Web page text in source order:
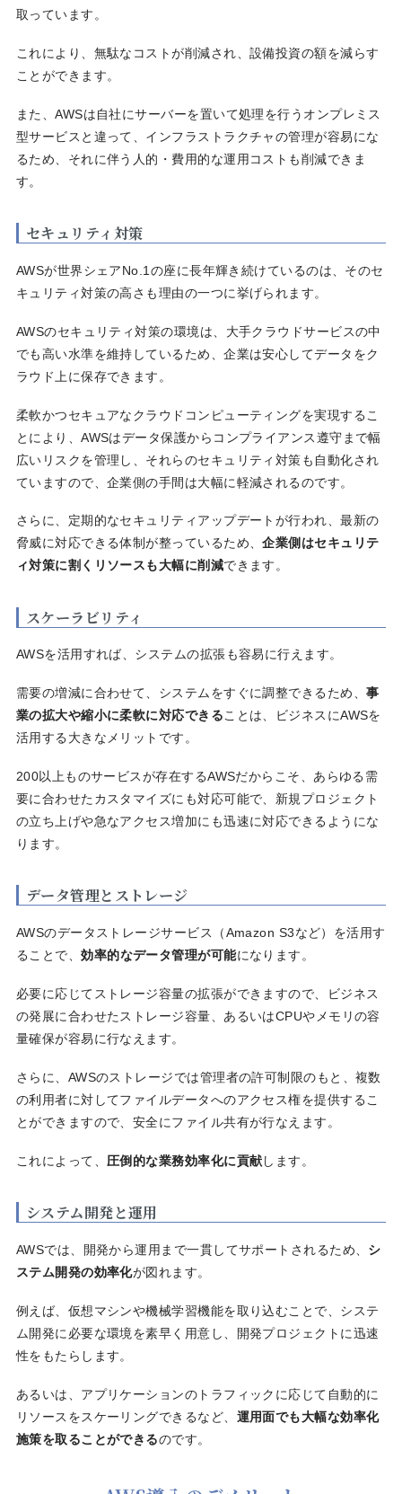
取っています。
これにより、無駄なコストが削減され、設備投資の額を減らす
ことができます。
また、AWSは自社にサーバーを置いて処理を行うオンプレミス
型サービスと違って、インフラストラクチャの管理が容易にな
るため、それに伴う人的・費用的な運用コストも削減できま
す。
セキュリティ対策
AWSが世界シェアNo.1の座に長年輝き続けているのは、そのセ
キュリティ対策の高さも理由の一つに挙げられます。
AWSのセキュリティ対策の環境は、大手クラウドサービスの中
でも高い水準を維持しているため、企業は安心してデータをク
ラウド上に保存できます。
柔軟かつセキュアなクラウドコンピューティングを実現するこ
とにより、AWSはデータ保護からコンプライアンス遵守まで幅
広いリスクを管理し、それらのセキュリティ対策も自動化され
ていますので、企業側の手間は大幅に軽減されるのです。
さらに、定期的なセキュリティアップデートが行われ、最新の
脅威に対応できる体制が整っているため、企業側はセキュリテ
ィ対策に割くリソースも大幅に削減できます。
スケーラビリティ
AWSを活用すれば、システムの拡張も容易に行えます。
需要の増減に合わせて、システムをすぐに調整できるため、事
業の拡大や縮小に柔軟に対応できることは、ビジネスにAWSを
活用する大きなメリットです。
200以上ものサービスが存在するAWSだからこそ、あらゆる需
要に合わせたカスタマイズにも対応可能で、新規プロジェクト
の立ち上げや急なアクセス増加にも迅速に対応できるようにな
ります。
データ管理とストレージ
AWSのデータストレージサービス（Amazon S3など）を活用す
ることで、効率的なデータ管理が可能になります。
必要に応じてストレージ容量の拡張ができますので、ビジネス
の発展に合わせたストレージ容量、あるいはCPUやメモリの容
量確保が容易に行なえます。
さらに、AWSのストレージでは管理者の許可制限のもと、複数
の利用者に対してファイルデータへのアクセス権を提供するこ
とができますので、安全にファイル共有が行なえます。
これによって、 圧倒的な業務効率化に貢献します。
システム開発と運用
AWSでは、開発から運用まで一貫してサポートされるため、 シ
ステム開発の効率化が図れます。
例えば、仮想マシンや機械学習機能を取り込むことで、システ
ム開発に必要な環境を素早く用意し、開発プロジェクトに迅速
性をもたらします。
あるいは、アプリケーションのトラフィックに応じて自動的に
リソースをスケーリングできるなど、 運用面でも大幅な効率化
施策を取ることができるのです。